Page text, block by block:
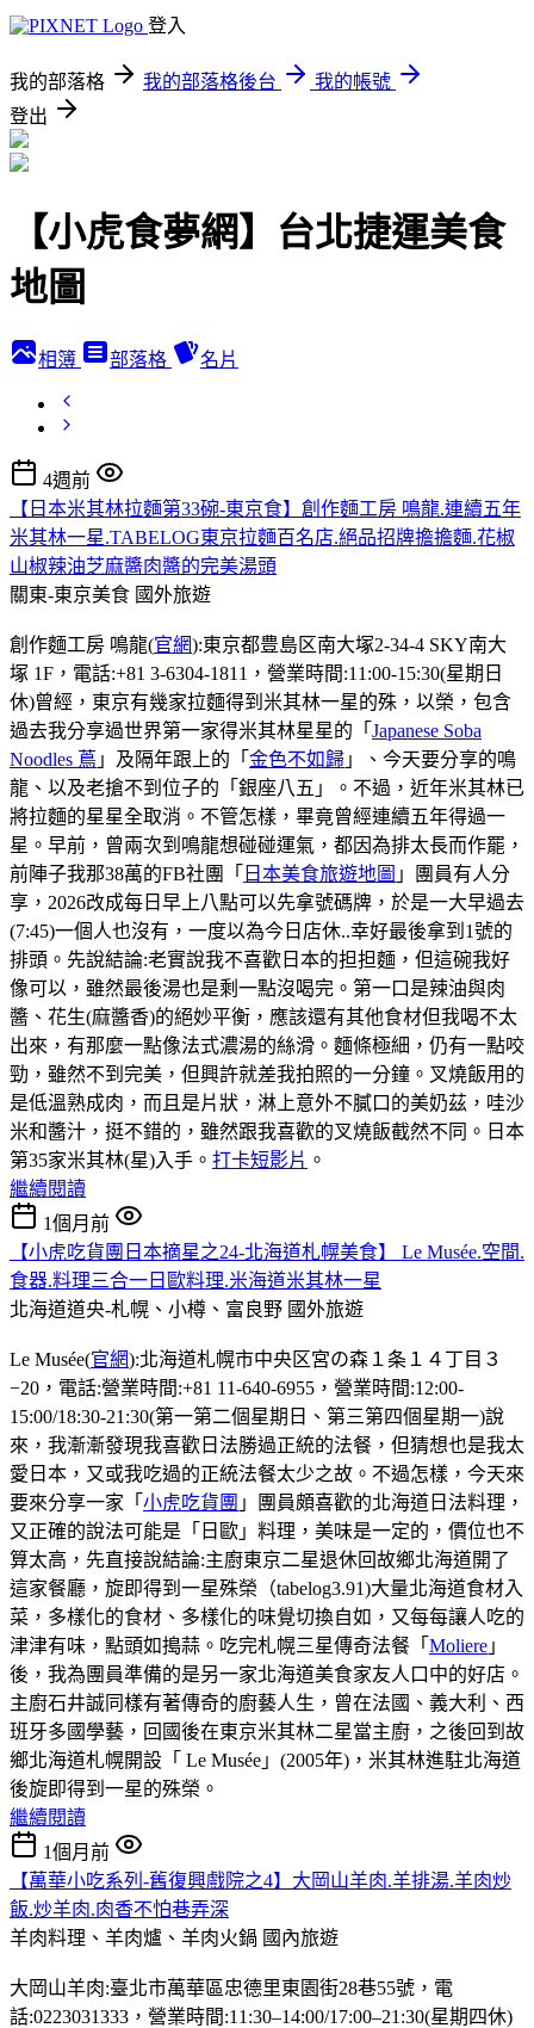
登入
我的部落格 我的部落格後台
我的帳號
登出
【小虎食夢網】台北捷運美食
地圖
相簿 部落格 名片
4週前
【日本米其林拉麵第33碗-東京食】創作麵工房 鳴龍.連續五年
米其林一星.TABELOG東京拉麵百名店.絕品招牌擔擔麵.花椒
山椒辣油芝麻醬肉醬的完美湯頭
關東-東京美食 國外旅遊
創作麵工房 鳴龍(官網):東京都豊島区南大塚2-34-4 SKY南大
塚 1F，電話:+81 3-6304-1811，營業時間:11:00-15:30(星期日
休)曾經，東京有幾家拉麵得到米其林一星的殊，以榮，包含
過去我分享過世界第一家得米其林星星的「 Japanese Soba
Noodles 蔦 」及隔年跟上的「 金色不如歸 」、今天要分享的鳴
龍、以及老搶不到位子的「銀座八五」。不過，近年米其林已
將拉麵的星星全取消。不管怎樣，畢竟曾經連續五年得過一
星。早前，曾兩次到鳴龍想碰碰運氣，都因為排太長而作罷，
前陣子我那38萬的FB社團「 日本美食旅遊地圖 」團員有人分
享，2026改成每日早上八點可以先拿號碼牌，於是一大早過去
(7:45)一個人也沒有，一度以為今日店休..幸好最後拿到1號的
排頭。先說結論:老實說我不喜歡日本的担担麵，但這碗我好
像可以，雖然最後湯也是剩一點沒喝完。第一口是辣油與肉
醬、花生(麻醬香)的絕妙平衡，應該還有其他食材但我喝不太
出來，有那麼一點像法式濃湯的絲滑。麵條極細，仍有一點咬
勁，雖然不到完美，但興許就差我拍照的一分鐘。叉燒飯用的
是低溫熟成肉，而且是片狀，淋上意外不膩口的美奶茲，哇沙
米和醬汁，挺不錯的，雖然跟我喜歡的叉燒飯截然不同。日本
第35家米其林(星)入手。 打卡短影片 。
繼續閱讀
1個月前
【小虎吃貨團日本摘星之24-北海道札幌美食】 Le Musée.空間.
食器.料理三合一日歐料理.米海道米其林一星
北海道道央-札幌、小樽、富良野 國外旅遊
Le Musée(官網):北海道札幌市中央区宮の森１条１４丁目３
−20，電話:營業時間:+81 11-640-6955，營業時間:12:00-
15:00/18:30-21:30(第一第二個星期日、第三第四個星期一)說
來，我漸漸發現我喜歡日法勝過正統的法餐，但猜想也是我太
愛日本，又或我吃過的正統法餐太少之故。不過怎樣，今天來
要來分享一家「 小虎吃貨團 」團員頗喜歡的北海道日法料理，
又正確的說法可能是「日歐」料理，美味是一定的，價位也不
算太高，先直接說結論:主廚東京二星退休回故鄉北海道開了
這家餐廳，旋即得到一星殊榮（tabelog3.91)大量北海道食材入
菜，多樣化的食材、多樣化的味覺切換自如，又每每讓人吃的
津津有味，點頭如搗蒜。吃完札幌三星傳奇法餐「 Moliere 」
後，我為團員準備的是另一家北海道美食家友人口中的好店。
主廚石井誠同樣有著傳奇的廚藝人生，曾在法國、義大利、西
班牙多國學藝，回國後在東京米其林二星當主廚，之後回到故
鄉北海道札幌開設「 Le Musée」(2005年)，米其林進駐北海道
後旋即得到一星的殊榮。
繼續閱讀
1個月前
【萬華小吃系列-舊復興戲院之4】大岡山羊肉.羊排湯.羊肉炒
飯.炒羊肉.肉香不怕巷弄深
羊肉料理、羊肉爐、羊肉火鍋 國內旅遊
大岡山羊肉:臺北市萬華區忠德里東園街28巷55號，電
話:0223031333，營業時間:11:30–14:00/17:00–21:30(星期四休)